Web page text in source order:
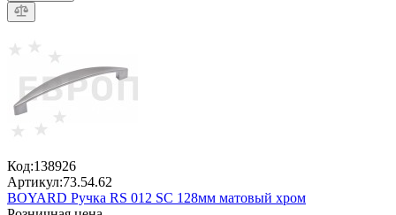
Код:138926
Артикул:73.54.62
BOYARD Ручка RS 012 SC 128мм матовый хром